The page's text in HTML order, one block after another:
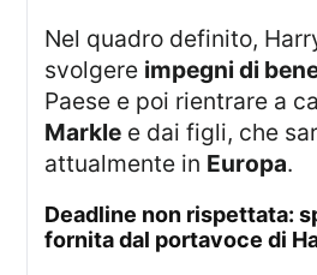
Nel quadro definito, Harry dovrebbe
svolgere impegni di
Paese e poi rientrare a
Markle e dai figli, che
attualmente in Europa.
deadline non rispettata: spiegazione
fornita dal portavoce di